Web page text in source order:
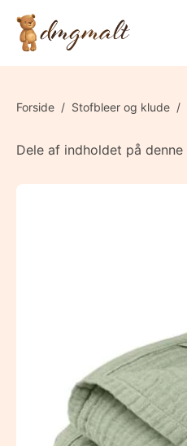
Forside / Stofbleer og klude /
Dele af indholdet på